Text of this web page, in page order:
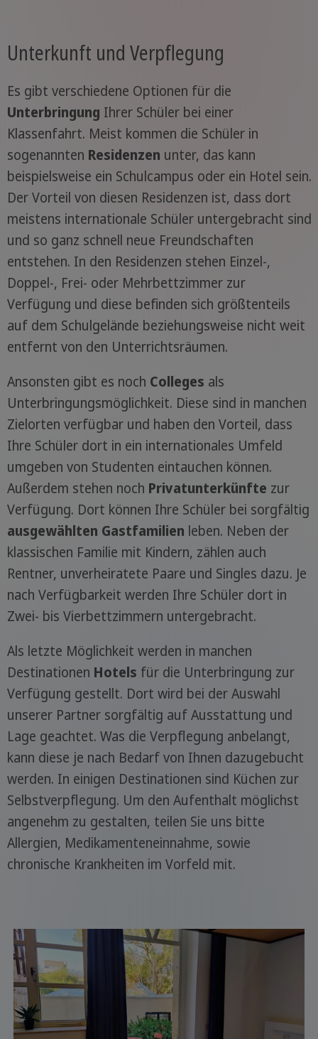
Unterkunft und Verpflegung
Es gibt verschiedene Optionen für die
Unterbringung Ihrer Schüler bei einer
Klassenfahrt. Meist kommen die Schüler in
sogenannten Residenzen unter, das kann
beispielsweise ein Schulcampus oder ein Hotel sein.
Der Vorteil von diesen Residenzen ist, dass dort
meistens internationale Schüler untergebracht sind
und so ganz schnell neue Freundschaften
entstehen. In den Residenzen stehen Einzel-,
Doppel-, Frei- oder Mehrbettzimmer zur
Verfügung und diese befinden sich größtenteils
auf dem Schulgelände beziehungsweise nicht weit
entfernt von den Unterrichtsräumen.
Ansonsten gibt es noch Colleges als
Unterbringungsmöglichkeit. Diese sind in manchen
Zielorten verfügbar und haben den Vorteil, dass
Ihre Schüler dort in ein internationales Umfeld
umgeben von Studenten eintauchen können.
Außerdem stehen noch Privatunterkünfte zur
Verfügung. Dort können Ihre Schüler bei sorgfältig
ausgewählten Gastfamilien leben. Neben der
klassischen Familie mit Kindern, zählen auch
Rentner, unverheiratete Paare und Singles dazu. Je
nach Verfügbarkeit werden Ihre Schüler dort in
Zwei- bis Vierbettzimmern untergebracht.
Als letzte Möglichkeit werden in manchen
Destinationen Hotels für die Unterbringung zur
Verfügung gestellt. Dort wird bei der Auswahl
unserer Partner sorgfältig auf Ausstattung und
Lage geachtet. Was die Verpflegung anbelangt,
kann diese je nach Bedarf von Ihnen dazugebucht
werden. In einigen Destinationen sind Küchen zur
Selbstverpflegung. Um den Aufenthalt möglichst
angenehm zu gestalten, teilen Sie uns bitte
Allergien, Medikamenteneinnahme, sowie
chronische Krankheiten im Vorfeld mit.